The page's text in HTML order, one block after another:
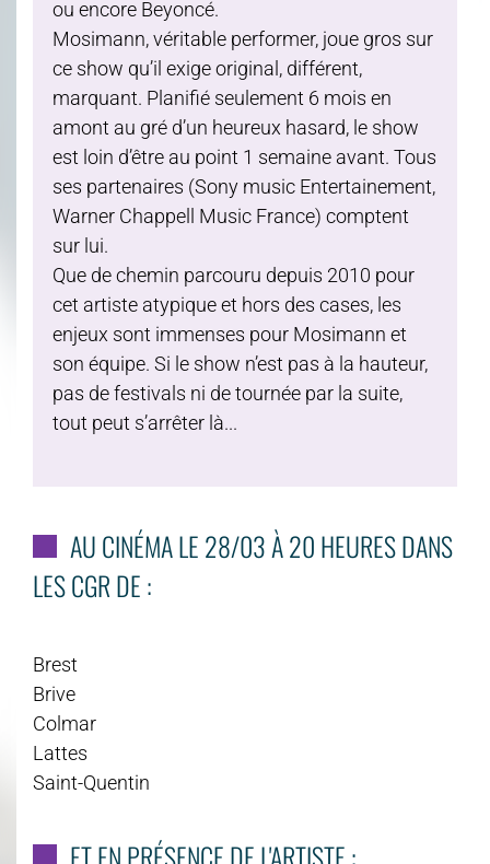
ou encore Beyoncé.
Mosimann, véritable performer, joue gros sur
ce show qu’il exige original, différent,
marquant. Planifié seulement 6 mois en
amont au gré d’un heureux hasard, le show
est loin d’être au point 1 semaine avant. Tous
ses partenaires (Sony music Entertainement,
Warner Chappell Music France) comptent
sur lui.
Que de chemin parcouru depuis 2010 pour
cet artiste atypique et hors des cases, les
enjeux sont immenses pour Mosimann et
son équipe. Si le show n’est pas à la hauteur,
pas de festivals ni de tournée par la suite,
tout peut s’arrêter là...
AU CINÉMA LE 28/03 À 20 HEURES DANS
LES CGR DE :
Brest
Brive
Colmar
Lattes
Saint-Quentin